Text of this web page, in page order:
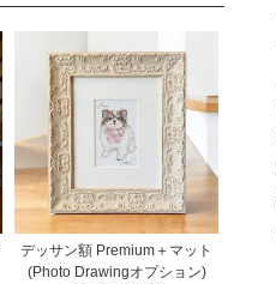
デッサン額 Premium＋マット
(Photo Drawingオプション)